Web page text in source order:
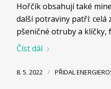
Hořčík obsahují také
další potraviny patří: celá
pšeničné otruby a klíčky,
Číst dál
8. 5. 2022 / PŘIDAL